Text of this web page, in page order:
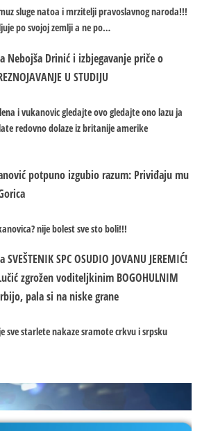
sluge natoa i mrzitelji pravoslavnog naroda!!!
po svojoj zemlji a ne po…
Nebojša Drinić i izbjegavanje priče o
U STUDIJU
i vukanovic gledajte ovo gledajte ono lazu ja
redovno dolaze iz britanije amerike
potpuno izgubio razum: Priviđaju mu
nije bolest sve sto boli!!!
SVEŠTENIK SPC OSUDIO JOVANU JEREMIĆ!
zgrožen voditeljkinim BOGOHULNIM
pala si na niske grane
sve starlete nakaze sramote crkvu i srpsku